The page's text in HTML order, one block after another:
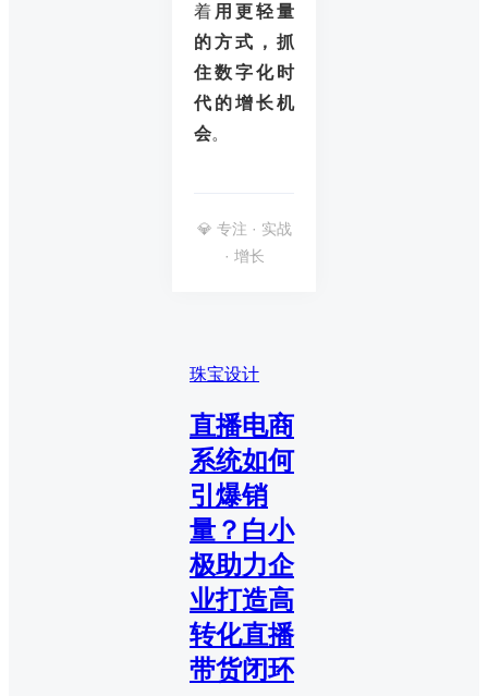
着 用更轻量
的方式，抓
住数字化时
代的增长机
会。
💎 专注 · 实战
· 增长
珠宝设计
直播电商
系统如何
引爆销
量？白小
极助力企
业打造高
转化直播
带货闭环